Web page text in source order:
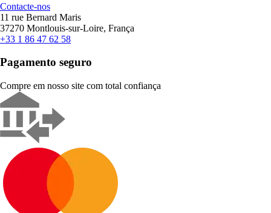
Contacte-nos
11 rue Bernard Maris
37270 Montlouis-sur-Loire, França
+33 1 86 47 62 58
Pagamento seguro
Compre em nosso site com total confiança